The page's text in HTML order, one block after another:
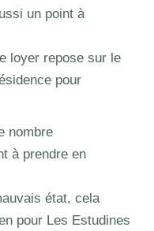
un point à
loyer repose sur le
pour
nombre
à prendre en
état, cela
pour Les Estudines